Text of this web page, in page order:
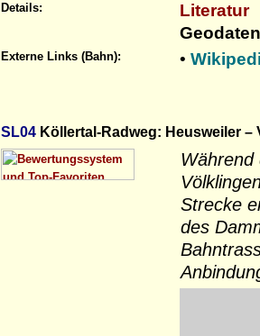
Details:
Literatur
Externe Links (Bahn): •
SL04 Köllertal-Radweg: Heusweiler –
Während
Strecke
des